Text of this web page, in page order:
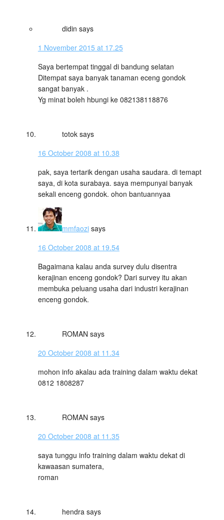
didin says
1 November 2015 at 17.25
Saya bertempat tinggal di bandung selatan
Ditempat saya banyak tanaman eceng gondok
sangat banyak .
Yg minat boleh hbungi ke 082138118876
totok says
16 October 2008 at 10.38
pak, saya tertarik dengan usaha saudara. di temapt
saya, di kota surabaya. saya mempunyai banyak
sekali enceng gondok. ohon bantuannyaa
mmfaozi says
16 October 2008 at 19.54
Bagaimana kalau anda survey dulu disentra
kerajinan enceng gondok? Dari survey itu akan
membuka peluang usaha dari industri kerajinan
enceng gondok.
ROMAN says
20 October 2008 at 11.34
mohon info akalau ada training dalam waktu dekat
0812 1808287
ROMAN says
20 October 2008 at 11.35
saya tunggu info training dalam waktu dekat di
kawaasan sumatera,
roman
hendra says